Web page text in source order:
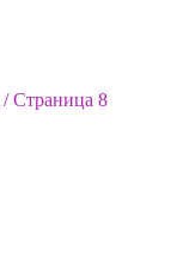
/Страница 8